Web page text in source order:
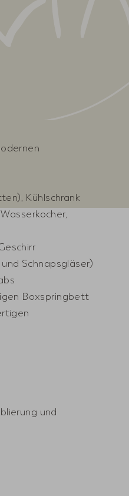
Kühlschrank
Schnapsgläser)
Boxspringbett
und